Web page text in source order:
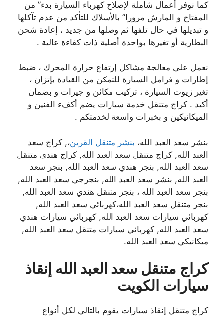
كما نوفر أعمال شاملة لإصلاح كهرباء السيارة بدء” من
المفتاح و المارش مرورا” بالأسلاك للتأكد من عدم تآكلها
و تبديلها في حال تلفها ثم وصلها من جديد ، إعادة شحن
البطارية أو تغيرها بواحدة أصلية ذات كفاءة عالية .
نعمل على معالجة مشاكل إرتفاع حرارة المحرك ، ضبط
إطارات و فرامل السيارة للتمكن من القيادة بإتزان ،
تغير زيوت السيارة ، تركيب مكائن و جيرات و بضمان
أكيد . كراج متنقل خدمة سيارات يضم أكفء الفنين و
الميكانيكين و بخبرات واسعة لخدمتكم .
بنشر سعد العبد الله، بنشر متنقل القرين،, كراج سعد
العبد الله, كراج متنقل سعد العبد الله, كراج هندي متنقل
سعد العبد الله, بنجر هندي سعد العبد الله, بنجر سعد
العبد الله, بنشر سعد العبد الله, بنجرجي سعد العبد الله,
بنجر سعد العبد الله ، بنجر متنقل هندي سعد العبد الله,
بنجر متنقل سعد العبد الله،كهربائي سعد العبد الله,
كهربائي سيارات سعد العبد الله, كهربائي سيارات هندي
سعد العبد الله, كهربائي سيارات متنقل سعد العبد الله,
ميكانيكي سعد العبد الله.
كراج متنقل سعد العبد الله إنقاذ
سيارات الكويت
كراج متنقل إنقاذ سيارات يقوم بالتالي لكل أنواع